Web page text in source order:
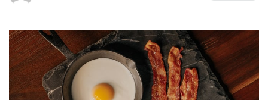
MENU
ORDER ONLINE